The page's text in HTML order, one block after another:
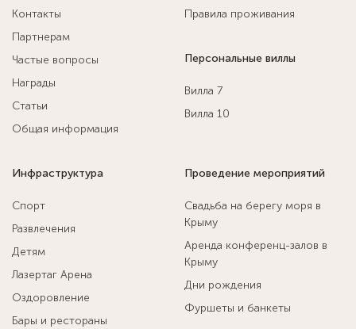
Контакты
Партнерам
Частые вопросы
Награды
Статьи
Общая информация
Правила проживания
Персональные виллы
Вилла 7
Вилла 10
Инфраструктура
Спорт
Развлечения
Детям
Лазертаг Арена
Оздоровление
Бары и рестораны
Проведение мероприятий
Свадьба на берегу моря в
Крыму
Аренда конференц-залов в
Крыму
Дни рождения
Фуршеты и банкеты